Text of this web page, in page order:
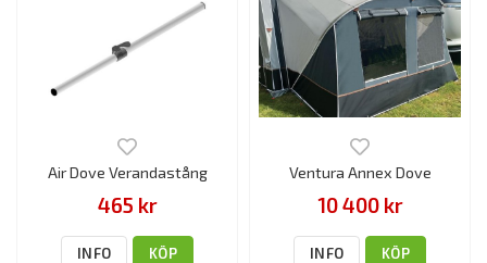
Air Dove Verandastång
465 kr
INFO KÖP
Ventura Annex Dove
10 400 kr
INFO KÖP